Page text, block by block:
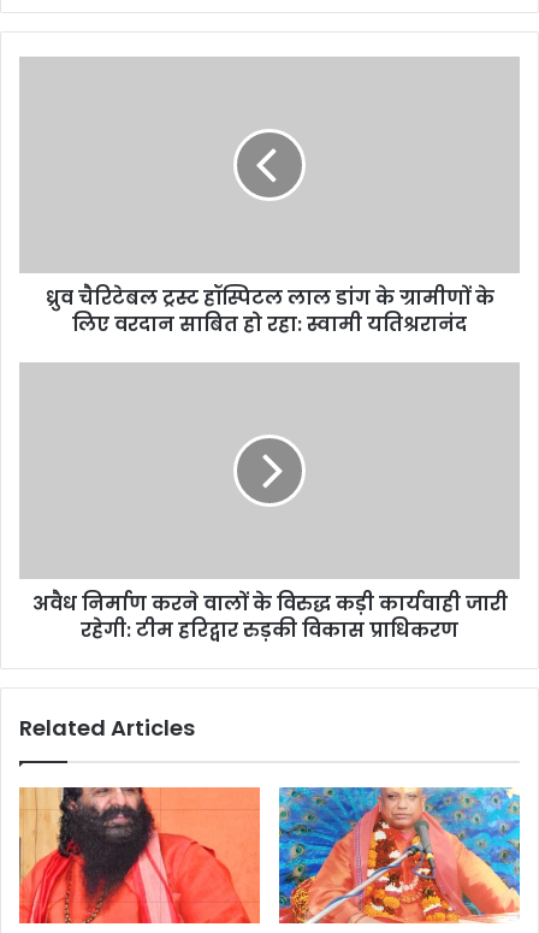
y
d
ध्रुव चैरिटेबल ट्रस्ट हॉस्पिटल लाल डांग के ग्रामीणों के
लिए वरदान साबित हो रहा: स्वामी यतिश्ररानंद
अवैध निर्माण करने वालों के विरुद्ध कड़ी कार्यवाही जारी
रहेगी: टीम हरिद्वार रुड़की विकास प्राधिकरण
Related Articles